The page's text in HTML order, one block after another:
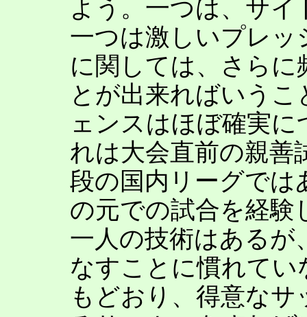
よう。一つは、サ
一つは激しいプレ
に関しては、さら
とが出来ればいう
ェンスはほぼ確実
れは大会直前の親善
段の国内リーグでは
の元での試合を経験
一人の技術はあるが
なすことに慣れて
もどおり、得意な